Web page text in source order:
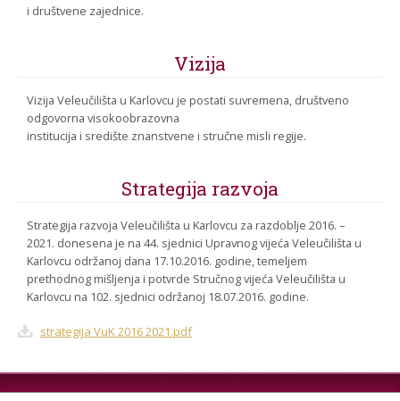
i društvene zajednice.
Vizija
Vizija Veleučilišta u Karlovcu je postati suvremena, društveno
odgovorna visokoobrazovna
institucija i središte znanstvene i stručne misli regije.
Strategija razvoja
Strategija razvoja Veleučilišta u Karlovcu za razdoblje 2016. –
2021. donesena je na 44. sjednici Upravnog vijeća Veleučilišta u
Karlovcu održanoj dana 17.10.2016. godine, temeljem
prethodnog mišljenja i potvrde Stručnog vijeća Veleučilišta u
Karlovcu na 102. sjednici održanoj 18.07.2016. godine.
strategija VuK 2016 2021.pdf